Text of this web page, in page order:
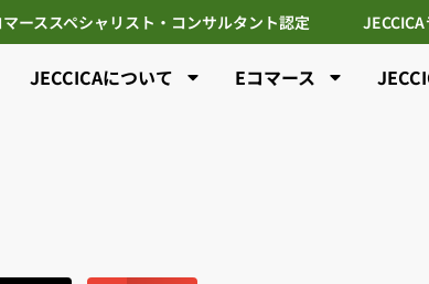
マーススペシャリスト・コンサルタント認定
JECCICAについて Eコマース